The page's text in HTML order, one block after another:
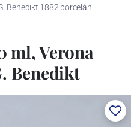
Benedikt 1882 porcelán
ml, Verona
Benedikt